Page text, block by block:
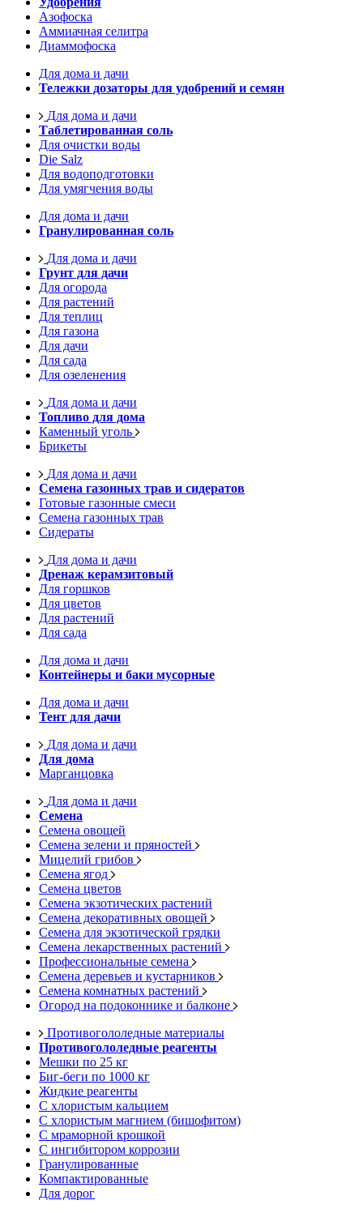
Азофоска
Аммиачная селитра
Диаммофоска
Для дома и дачи
Тележки дозаторы для удобрений и семян
Для дома и дачи
Таблетированная соль
Для очистки воды
Die Salz
Для водоподготовки
Для умягчения воды
Для дома и дачи
Гранулированная соль
Для дома и дачи
Грунт для дачи
Для огорода
Для растений
Для теплиц
Для газона
Для дачи
Для сада
Для озеленения
Для дома и дачи
Топливо для дома
Каменный уголь
Брикеты
Для дома и дачи
Семена газонных трав и сидератов
Готовые газонные смеси
Семена газонных трав
Сидераты
Для дома и дачи
Дренаж керамзитовый
Для горшков
Для цветов
Для растений
Для сада
Для дома и дачи
Контейнеры и баки мусорные
Для дома и дачи
Тент для дачи
Для дома и дачи
Для дома
Марганцовка
Для дома и дачи
Семена
Семена овощей
Семена зелени и пряностей
Мицелий грибов
Семена ягод
Семена цветов
Семена экзотических растений
Семена декоративных овощей
Семена для экзотической грядки
Семена лекарственных растений
Профессиональные семена
Семена деревьев и кустарников
Семена комнатных растений
Огород на подоконнике и балконе
Противогололедные материалы
Противогололедные реагенты
Мешки по 25 кг
Биг-беги по 1000 кг
Жидкие реагенты
С хлористым кальцием
С хлористым магнием (бишофитом)
С мраморной крошкой
С ингибитором коррозии
Гранулированные
Компактированные
Для дорог